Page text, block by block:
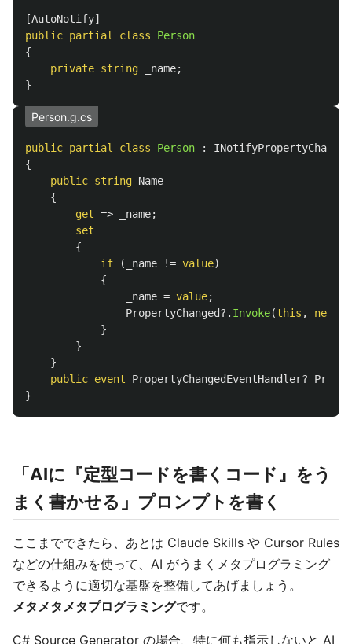
[AutoNotify]
public partial class
Person
{
private string _name;
}
Person.g.cs
public partial class Person :
INotifyPropertyChanged
{
public string Name
{
get => _name;
set
{
if
( _name != value)
{
_name = value;
PropertyChanged?. Invoke(this , new
}
}
}
public event PropertyChangedEventHandler?
}
「AIに『定型コードを書くコード』をう
まく書かせる」プロンプトを書く
ここまでできたら、あとは Claude Skills や Cursor Rules
などの仕組みを使って、AI がうまくメタプログラミング
できるように適切な基盤を整備してあげましょう。
メタメタメタプログラミングです。
C# Source Generator の場合、特に何も指示しないと AI